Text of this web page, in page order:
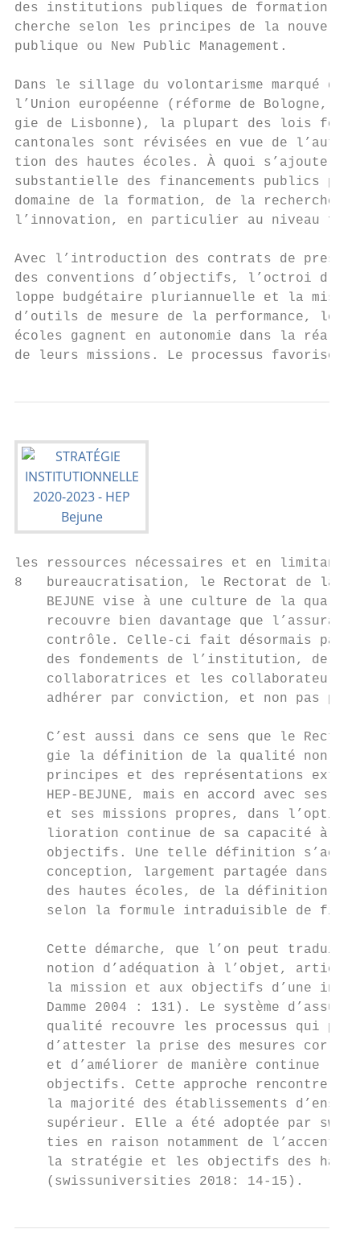
des institutions publiques de formation
cherche selon les principes de la
publique ou New Public Management.
Dans le sillage du volontarisme marqué de
l’Union européenne (réforme de
gie de Lisbonne), la plupart des lois
cantonales sont révisées en vue de
tion des hautes écoles. À quoi s’ajoute
substantielle des financements publics
domaine de la formation, de la
l’innovation, en particulier au niveau
Avec l’introduction des contrats de
des conventions d’objectifs, l’octroi
loppe budgétaire pluriannuelle et la mise
d’outils de mesure de la performance, les
écoles gagnent en autonomie dans la
de leurs missions. Le processus
les ressources nécessaires et en limitant
8   bureaucratisation, le Rectorat de la
BEJUNE vise à une culture de la
recouvre bien davantage que
contrôle. Celle-ci fait désormais
des fondements de l’institution, de
collaboratrices et les collaborateurs
adhérer par conviction, et non pas par
C’est aussi dans ce sens que le
gie la définition de la qualité non
principes et des représentations
HEP-BEJUNE, mais en accord avec ses
et ses missions propres, dans
lioration continue de sa capacité à
objectifs. Une telle définition
conception, largement partagée dans le
des hautes écoles, de la définition de
selon la formule intraduisible de
Cette démarche, que l’on peut traduire
notion d’adéquation à l’objet,
la mission et aux objectifs d’une
Damme 2004 : 131). Le système
qualité recouvre les processus qui
d’attester la prise des mesures
et d’améliorer de manière continue
objectifs. Cette approche rencontre
la majorité des établissements
supérieur. Elle a été adoptée par
ties en raison notamment de l’accent
la stratégie et les objectifs des
    (swissuniversities 2018: 14-15).